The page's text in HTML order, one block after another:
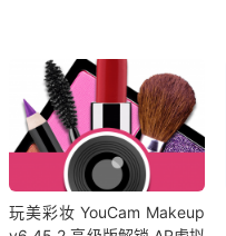
玩美彩妆 YouCam Makeup